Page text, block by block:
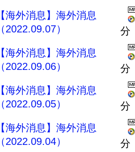
【海外消息】海外消息
（2022.09.07）
分
【海外消息】海外消息
（2022.09.06）
分
【海外消息】海外消息
（2022.09.05）
分
【海外消息】海外消息
（2022.09.04）
分